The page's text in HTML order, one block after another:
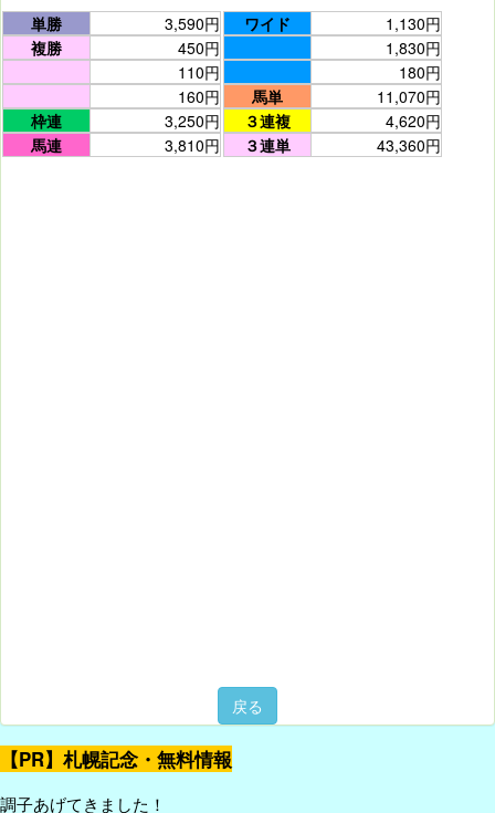
単勝
3,590円
複勝
450円
110円
160円
枠連
3,250円
馬連
3,810円
ワイド
1,130円
1,830円
180円
馬単
11,070円
３連複
4,620円
３連単
43,360円
戻る
【PR】札幌記念・無料情報
調子あげてきました！